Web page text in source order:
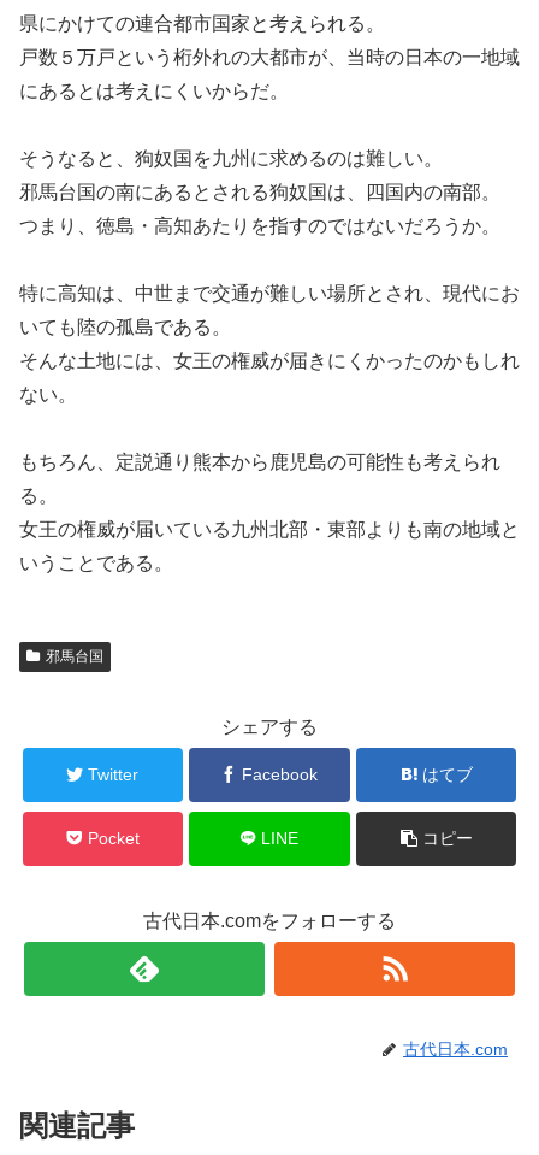
県にかけての連合都市国家と考えられる。
戸数５万戸という桁外れの大都市が、当時の日本の一地域
にあるとは考えにくいからだ。
そうなると、狗奴国を九州に求めるのは難しい。
邪馬台国の南にあるとされる狗奴国は、四国内の南部。
つまり、徳島・高知あたりを指すのではないだろうか。
特に高知は、中世まで交通が難しい場所とされ、現代にお
いても陸の孤島である。
そんな土地には、女王の権威が届きにくかったのかもしれ
ない。
もちろん、定説通り熊本から鹿児島の可能性も考えられ
る。
女王の権威が届いている九州北部・東部よりも南の地域と
いうことである。
邪馬台国
シェアする
Twitter Facebook はてブ
Pocket LINE コピー
古代日本.comをフォローする
古代日本.com
関連記事